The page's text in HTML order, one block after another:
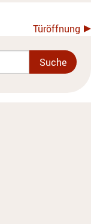
Türöffnung